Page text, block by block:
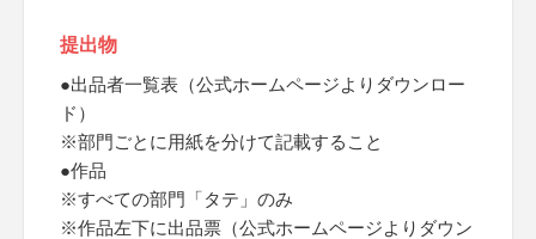
提出物
●出品者一覧表（公式ホームページよりダウンロー
ド）
※部門ごとに用紙を分けて記載すること
●作品
※すべての部門「タテ」のみ
※作品左下に出品票（公式ホームページよりダウン